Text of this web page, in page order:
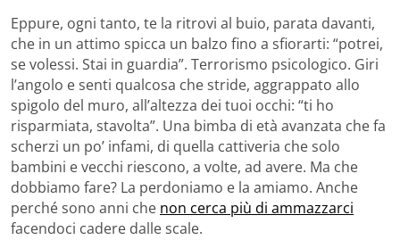
Eppure, ogni tanto, te la ritrovi al buio, parata davanti,
che in un attimo spicca un balzo fino a sfiorarti: “potrei,
se volessi. Stai in guardia”. Terrorismo psicologico. Giri
l’angolo e senti qualcosa che stride, aggrappato allo
spigolo del muro, all’altezza dei tuoi occhi: “ti ho
risparmiata, stavolta”. Una bimba di età avanzata che fa
scherzi un po’ infami, di quella cattiveria che solo
bambini e vecchi riescono, a volte, ad avere. Ma che
dobbiamo fare? La perdoniamo e la amiamo. Anche
perché sono anni che non cerca più di ammazzarci
facendoci cadere dalle scale.